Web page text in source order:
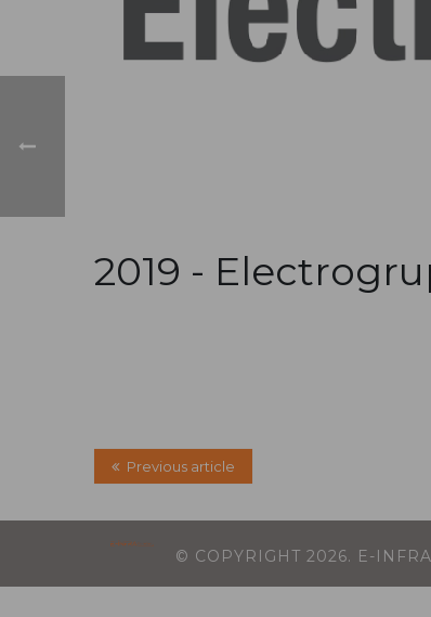
2019 -
Previous article
© COPYRIGHT 2026. E-